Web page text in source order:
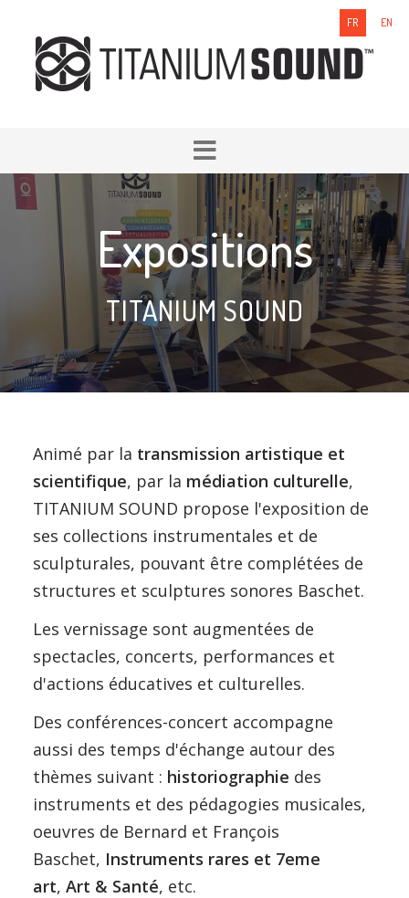
FR EN
Expositions
TITANIUM SOUND
Animé par la transmission artistique et
scientifique, par la médiation culturelle,
TITANIUM SOUND propose l'exposition de
ses collections instrumentales et de
sculpturales, pouvant être complétées de
structures et sculptures sonores Baschet.
Les vernissage sont augmentées de
spectacles, concerts, performances et
d'actions éducatives et culturelles.
Des conférences-concert accompagne
aussi des temps d'échange autour des
thèmes suivant : historiographie des
instruments et des pédagogies musicales,
oeuvres de Bernard et François
Baschet, Instruments rares et 7eme
art, Art & Santé, etc.